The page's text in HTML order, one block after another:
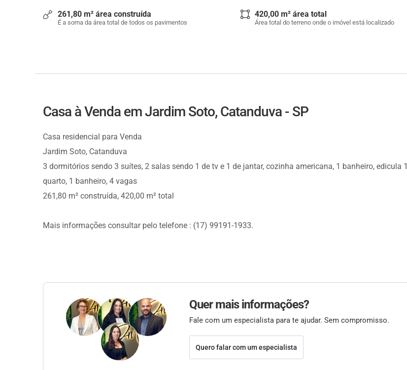
261,80 m² área construída
É a soma da área total de todos os pavimentos
420,00 m² área total
Área total do terreno onde o imóvel está localizado
Casa à Venda em Jardim Soto, Catanduva - SP
Casa residencial para Venda
Jardim Soto, Catanduva
3 dormitórios sendo 3 suítes, 2 salas sendo 1 de tv e 1 de jantar, cozinha americana, 1 banheiro, edicula 1
quarto, 1 banheiro, 4 vagas
261,80 m² construída, 420,00 m² total
Mais informações consultar pelo telefone : (17) 99191-1933.
Quer mais informações?
Fale com um especialista para te ajudar. Sem compromisso.
Quero falar com um especialista